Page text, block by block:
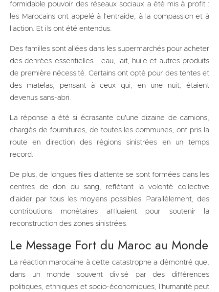
formidable pouvoir des réseaux sociaux a été mis à profit :
les Marocains ont appelé à l'entraide, à la compassion et à
l'action. Et ils ont été entendus.
Des familles sont allées dans les supermarchés pour acheter
des denrées essentielles - eau, lait, huile et autres produits
de première nécessité. Certains ont opté pour des tentes et
des matelas, pensant à ceux qui, en une nuit, étaient
devenus sans-abri.
La réponse a été si écrasante qu'une dizaine de camions,
chargés de fournitures, de toutes les communes, ont pris la
route en direction des régions sinistrées en un temps
record.
De plus, de longues files d'attente se sont formées dans les
centres de don du sang, reflétant la volonté collective
d'aider par tous les moyens possibles. Parallèlement, des
contributions monétaires affluaient pour soutenir la
reconstruction des zones sinistrées.
Le Message Fort du Maroc au Monde
La réaction marocaine à cette catastrophe a démontré que,
dans un monde souvent divisé par des différences
politiques, ethniques et socio-économiques, l'humanité peut